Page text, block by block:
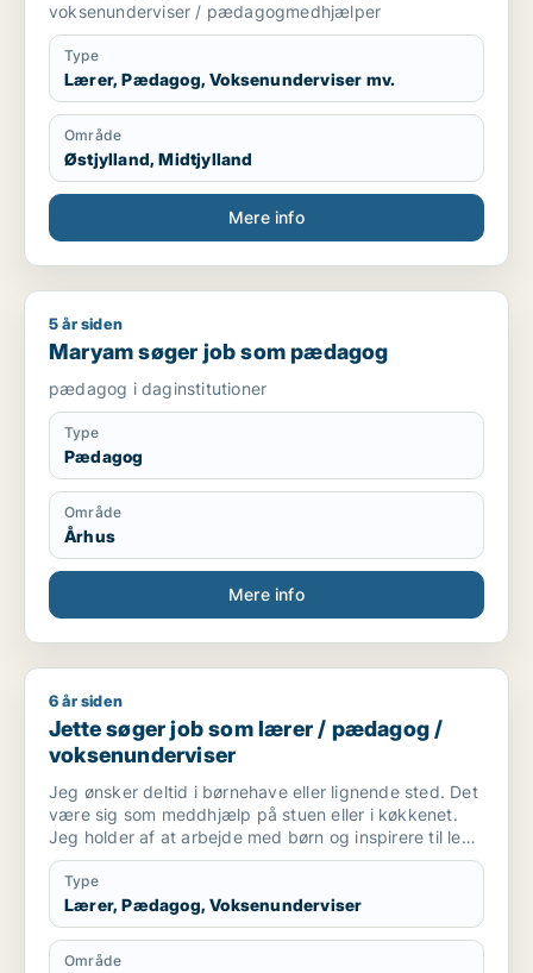
voksenunderviser / pædagogmedhjælper
Type
Lærer, Pædagog, Voksenunderviser mv.
Område
Østjylland, Midtjylland
Mere info
Maryam søger job som pædagog
5 år siden
Maryam søger job som pædagog
pædagog i daginstitutioner
Type
Pædagog
Område
Århus
Mere info
Jette søger job som lærer / pædagog / voksenunderviser
6 år siden
Jette søger job som lærer / pædagog /
voksenunderviser
Jeg ønsker deltid i børnehave eller lignende sted. Det
være sig som meddhjælp på stuen eller i køkkenet.
Jeg holder af at arbejde med børn og inspirere til leg
og social interaktion. Og at indgå i samarbejde
omkring at skabe optimalt miljø for børnene ..og
personale. Også praktiske præcise opgaver har jeg
det godt med.
Type
Lærer, Pædagog, Voksenunderviser
Område